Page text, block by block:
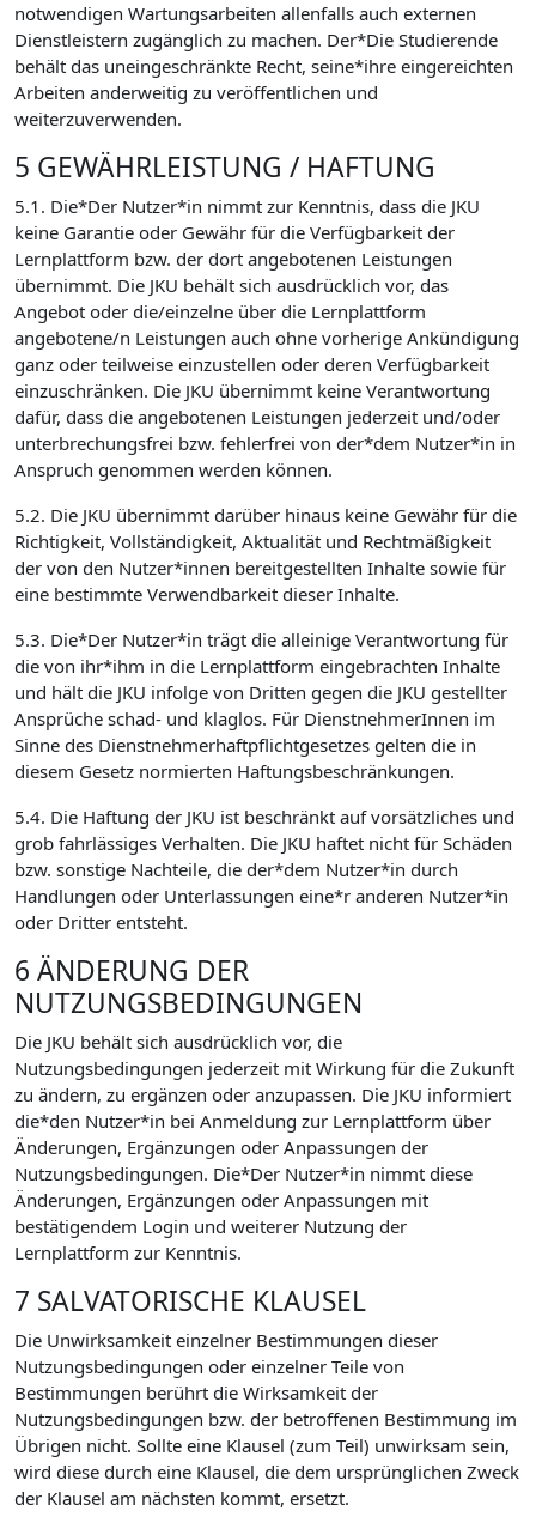
notwendigen Wartungsarbeiten allenfalls auch externen
Dienstleistern zugänglich zu machen. Der*Die Studierende
behält das uneingeschränkte Recht, seine*ihre eingereichten
Arbeiten anderweitig zu veröffentlichen und
weiterzuverwenden.
5 GEWÄHRLEISTUNG / HAFTUNG
5.1. Die*Der Nutzer*in nimmt zur Kenntnis, dass die JKU
keine Garantie oder Gewähr für die Verfügbarkeit der
Lernplattform bzw. der dort angebotenen Leistungen
übernimmt. Die JKU behält sich ausdrücklich vor, das
Angebot oder die/einzelne über die Lernplattform
angebotene/n Leistungen auch ohne vorherige Ankündigung
ganz oder teilweise einzustellen oder deren Verfügbarkeit
einzuschränken. Die JKU übernimmt keine Verantwortung
dafür, dass die angebotenen Leistungen jederzeit und/oder
unterbrechungsfrei bzw. fehlerfrei von der*dem Nutzer*in in
Anspruch genommen werden können.
5.2. Die JKU übernimmt darüber hinaus keine Gewähr für die
Richtigkeit, Vollständigkeit, Aktualität und Rechtmäßigkeit
der von den Nutzer*innen bereitgestellten Inhalte sowie für
eine bestimmte Verwendbarkeit dieser Inhalte.
5.3. Die*Der Nutzer*in trägt die alleinige Verantwortung für
die von ihr*ihm in die Lernplattform eingebrachten Inhalte
und hält die JKU infolge von Dritten gegen die JKU gestellter
Ansprüche schad- und klaglos. Für DienstnehmerInnen im
Sinne des Dienstnehmerhaftpflichtgesetzes gelten die in
diesem Gesetz normierten Haftungsbeschränkungen.
5.4. Die Haftung der JKU ist beschränkt auf vorsätzliches und
grob fahrlässiges Verhalten. Die JKU haftet nicht für Schäden
bzw. sonstige Nachteile, die der*dem Nutzer*in durch
Handlungen oder Unterlassungen eine*r anderen Nutzer*in
oder Dritter entsteht.
6 ÄNDERUNG DER
NUTZUNGSBEDINGUNGEN
Die JKU behält sich ausdrücklich vor, die
Nutzungsbedingungen jederzeit mit Wirkung für die Zukunft
zu ändern, zu ergänzen oder anzupassen. Die JKU informiert
die*den Nutzer*in bei Anmeldung zur Lernplattform über
Änderungen, Ergänzungen oder Anpassungen der
Nutzungsbedingungen. Die*Der Nutzer*in nimmt diese
Änderungen, Ergänzungen oder Anpassungen mit
bestätigendem Login und weiterer Nutzung der
Lernplattform zur Kenntnis.
7 SALVATORISCHE KLAUSEL
Die Unwirksamkeit einzelner Bestimmungen dieser
Nutzungsbedingungen oder einzelner Teile von
Bestimmungen berührt die Wirksamkeit der
Nutzungsbedingungen bzw. der betroffenen Bestimmung im
Übrigen nicht. Sollte eine Klausel (zum Teil) unwirksam sein,
wird diese durch eine Klausel, die dem ursprünglichen Zweck
der Klausel am nächsten kommt, ersetzt.